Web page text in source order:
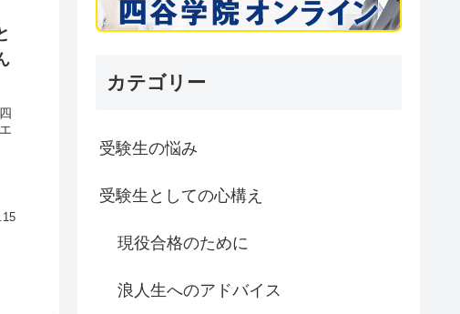
カテゴリー
受験生の悩み
受験生としての心構え
現役合格のために
浪人生へのアドバイス